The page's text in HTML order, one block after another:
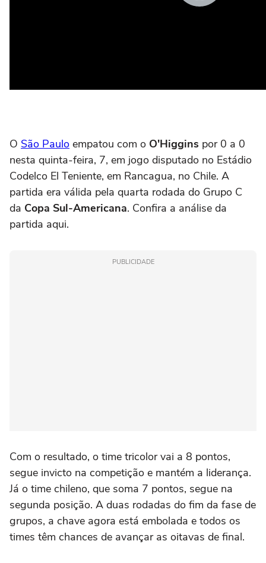
O São Paulo empatou com o O'Higgins por 0 a 0
nesta quinta-feira, 7, em jogo disputado no Estádio
Codelco El Teniente, em Rancagua, no Chile. A
partida era válida pela quarta rodada do Grupo C
da Copa Sul-Americana. Confira a análise da
partida aqui.
PUBLICIDADE
Com o resultado, o time tricolor vai a 8 pontos,
segue invicto na competição e mantém a liderança.
Já o time chileno, que soma 7 pontos, segue na
segunda posição. A duas rodadas do fim da fase de
grupos, a chave agora está embolada e todos os
times têm chances de avançar as oitavas de final.